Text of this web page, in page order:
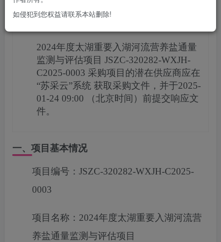
2024年度太湖重要入湖河流营养盐通量
监测与评估项目 JSZC-320282-WXJH-
C2025-0003 采购项目的潜在供应商应在
“苏采云”系统 获取采购文件，并于2025-
01-24 09:00 （北京时间）前提交响应文
件。
一、项目基本情况
项目编号： JSZC-320282-WXJH-C2025-
0003
项目名称： 2024年度太湖重要入湖河流营
养盐通量监测与评估项目
如侵犯到您权益请联系本站删除!